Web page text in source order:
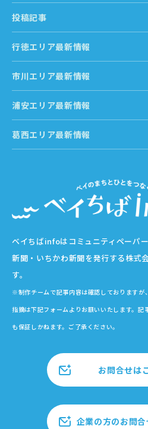
ベイちばinfoはコミュニティペーパ
新聞・いちかわ新聞を発行する株式
す。
※制作チームで記事内容は確認しておりますが
指摘は下記フォームよりお願いいたします。
も保証しかねます。ご了承ください。
お問合せは
企業の方のお問
投稿記事
行徳エリア最新情報
市川エリア最新情報
浦安エリア最新情報
葛西エリア最新情報